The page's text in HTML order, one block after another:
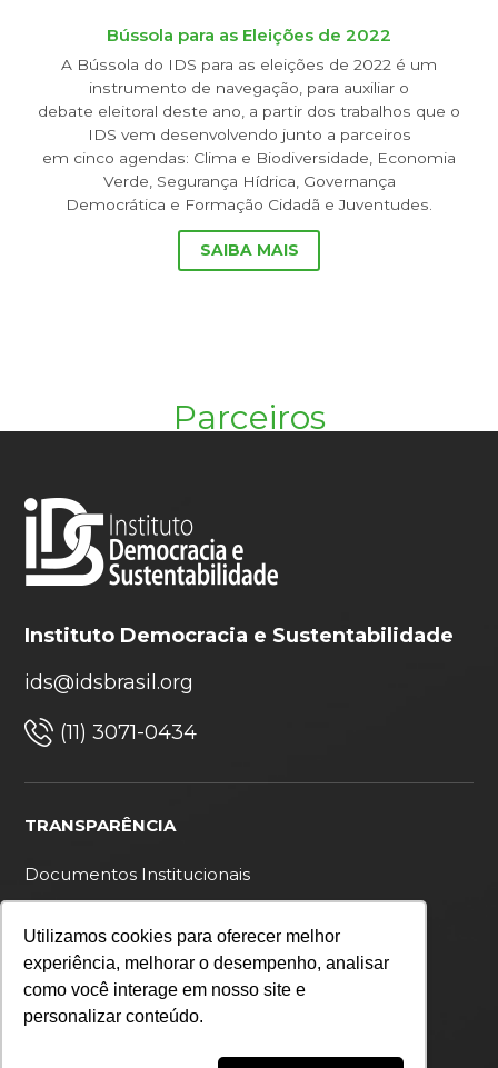
Utilizamos cookies para oferecer melhor
experiência, melhorar o desempenho, analisar
como você interage em nosso site e
personalizar conteúdo.
Bússola para as Eleições de 2022
A Bússola do IDS para as eleições de 2022 é um
instrumento de navegação, para auxiliar o
debate eleitoral deste ano, a partir dos trabalhos que o
IDS vem desenvolvendo junto a parceiros
em cinco agendas: Clima e Biodiversidade, Economia
Verde, Segurança Hídrica, Governança
Democrática e Formação Cidadã e Juventudes.
SAIBA MAIS
Parceiros
Instituto Democracia e Sustentabilidade
ids@idsbrasil.org
(11) 3071-0434
TRANSPARÊNCIA
Documentos Institucionais
Política de privacidade